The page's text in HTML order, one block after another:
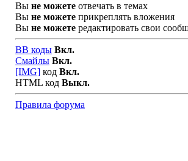
Вы не можете отвечать в темах
Вы не можете прикреплять вложения
Вы не можете редактировать свои
BB коды Вкл.
Смайлы Вкл.
[IMG] код Вкл.
HTML код Выкл.
Правила форума